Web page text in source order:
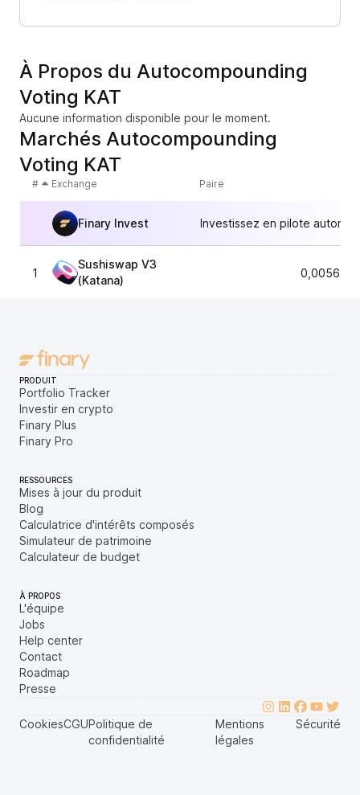
À Propos du Autocompounding
Voting KAT
Aucune information disponible pour le moment.
Marchés Autocompounding
Voting KAT
# Exchange Paire
Finary Invest Investissez en pilote
1
Sushiswap V3
(Katana)
PRODUIT
Portfolio Tracker
Investir en crypto
Finary Plus
Finary Pro
RESSOURCES
Mises à jour du produit
Blog
Calculatrice d'intérêts composés
Simulateur de patrimoine
Calculateur de budget
À PROPOS
L'équipe
Jobs
Help center
Contact
Roadmap
Presse
CookiesCGUPolitique de
confidentialité
Mentions
légales
Sécurité